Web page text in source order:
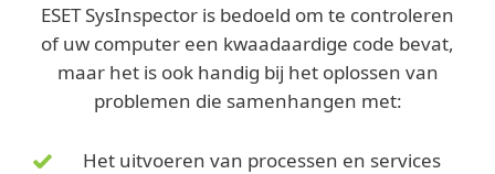
ESET SysInspector is bedoeld om te controleren
of uw computer een kwaadaardige code bevat,
maar het is ook handig bij het oplossen van
problemen die samenhangen met:
Het uitvoeren van processen en services